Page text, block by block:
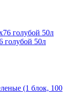
голубой 50л